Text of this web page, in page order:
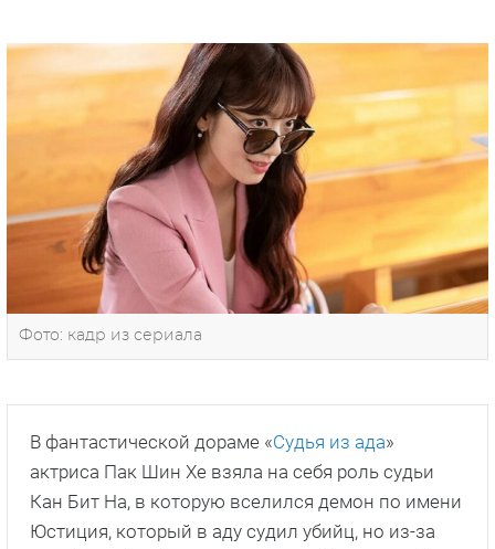
Фото: кадр из сериала
В фантастической дораме «Судья из ада»
актриса Пак Шин Хе взяла на себя роль судьи
Кан Бит На, в которую вселился демон по имени
Юстиция, который в аду судил убийц, но из-за